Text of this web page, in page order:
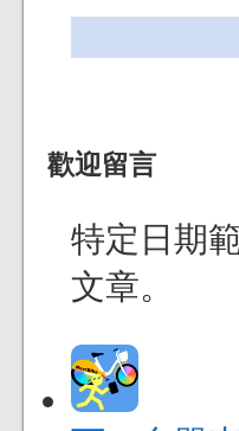
歡迎留言
特定日期
文章。